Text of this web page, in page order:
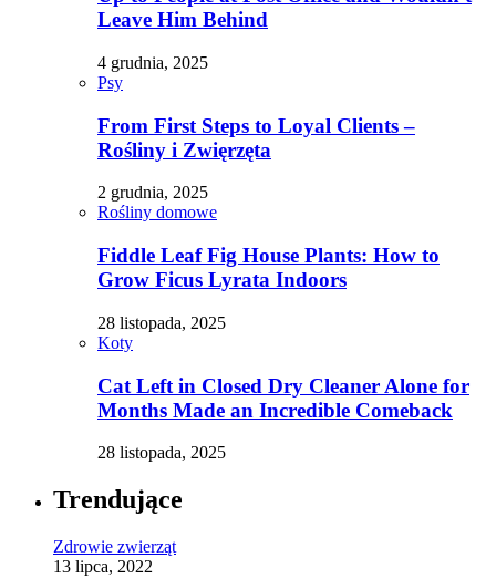
Leave Him Behind
4 grudnia, 2025
Psy
From First Steps to Loyal Clients –
Rośliny i Zwięrzęta
2 grudnia, 2025
Rośliny domowe
Fiddle Leaf Fig House Plants: How to
Grow Ficus Lyrata Indoors
28 listopada, 2025
Koty
Cat Left in Closed Dry Cleaner Alone for
Months Made an Incredible Comeback
28 listopada, 2025
Trendujące
Zdrowie zwierząt
13 lipca, 2022